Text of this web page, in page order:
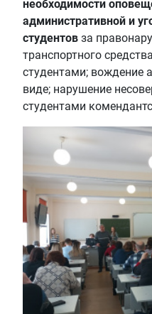
необходимости
административной и
студентов за
транспортного
студентами; вождение
виде; нарушение
студентами